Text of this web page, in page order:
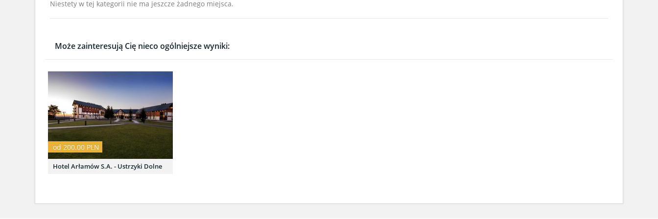
Niestety w tej kategorii nie ma jeszcze żadnego miejsca.
Może zainteresują Cię nieco ogólniejsze wyniki:
od 200.00 PLN
Hotel Arłamów S.A. - Ustrzyki Dolne